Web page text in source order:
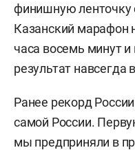
финишную
Казанский марафон
часа восемь минут
результат навсегда
Ранее рекорд
самой России.
мы предприняли в